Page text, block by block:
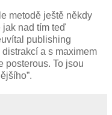
metodě ještě někdy
jak nad tím teď
publishing
a s maximem
posterous. To jsou